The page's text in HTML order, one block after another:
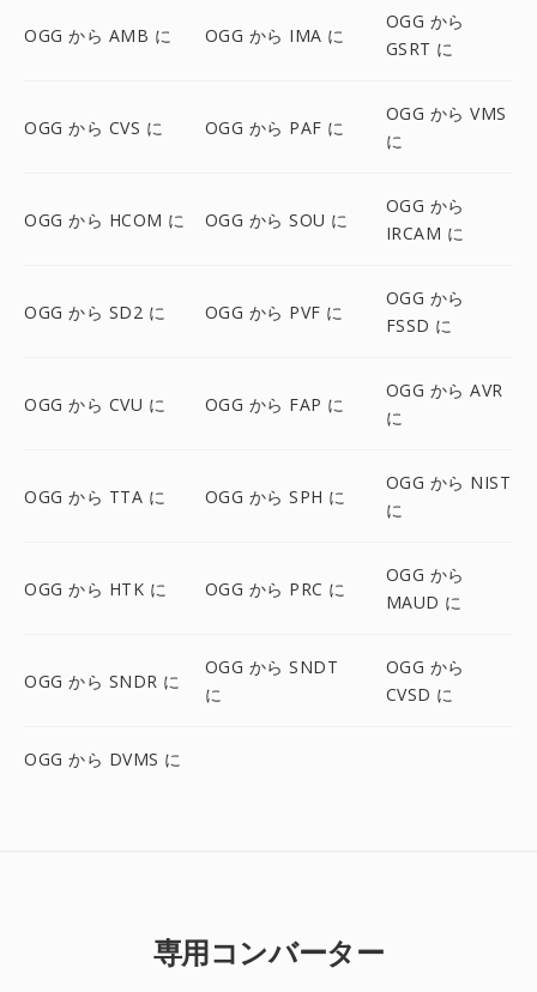
OGG から AMB に OGG から IMA に
OGG から
GSRT に
OGG から CVS に OGG から PAF に
OGG から VMS
に
OGG から HCOM に OGG から SOU に
OGG から
IRCAM に
OGG から SD2 に OGG から PVF に
OGG から
FSSD に
OGG から CVU に OGG から FAP に
OGG から AVR
に
OGG から TTA に OGG から SPH に
OGG から NIST
に
OGG から HTK に OGG から PRC に
OGG から
MAUD に
OGG から SNDR に
OGG から SNDT
に
OGG から
CVSD に
OGG から DVMS に
専用コンバーター